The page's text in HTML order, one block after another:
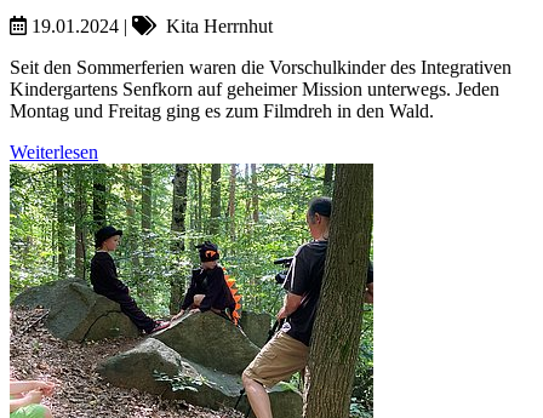
19.01.2024 |
Kita Herrnhut
Seit den Sommerferien waren die Vorschulkinder des Integrativen
Kindergartens Senfkorn auf geheimer Mission unterwegs. Jeden
Montag und Freitag ging es zum Filmdreh in den Wald.
Weiterlesen